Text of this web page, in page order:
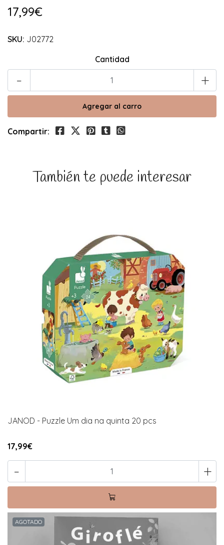
17,99€
SKU: J02772
Cantidad
- +
Compartir:
También te puede interesar
JANOD - Puzzle Um dia na quinta 20 pcs
17,99€
- +
AGOTADO